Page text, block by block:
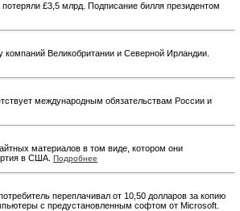
£3,5 млрд. Подписание билля президентом
Великобритании и Северной Ирландии.
международным обязательствам России и
материалов в том виде, котором они
в США. Подробнее
переплачивал от 10,50 долларов за копию
с предустановленным софтом от Microsoft.